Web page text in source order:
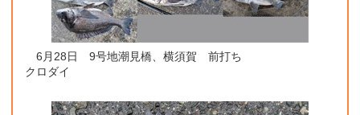
6月28日 9号地潮見橋、横須賀 前打ち
クロダイ